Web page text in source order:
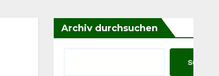
Archiv durchsuchen
Suchen